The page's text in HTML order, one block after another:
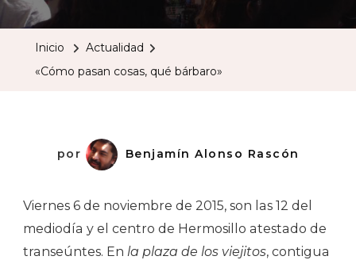
Inicio
Actualidad
«Cómo pasan cosas, qué bárbaro»
por Benjamín Alonso Rascón
Viernes 6 de noviembre de 2015, son las 12 del
mediodía y el centro de Hermosillo atestado de
transeúntes. En la plaza de los viejitos, contigua